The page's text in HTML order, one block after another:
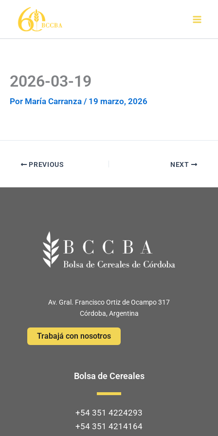
contenido
2026-03-19
Por María Carranza / 19 marzo, 2026
PREVIOUS NEXT
Av. Gral. Francisco Ortiz de Ocampo 317
Córdoba, Argentina
Trabajá con nosotros
Bolsa de Cereales
+54 351 4224293
+54 351 4214164